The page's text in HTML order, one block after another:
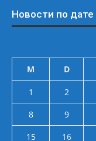
Новости по дате
M D
1 2
8
9
15
16